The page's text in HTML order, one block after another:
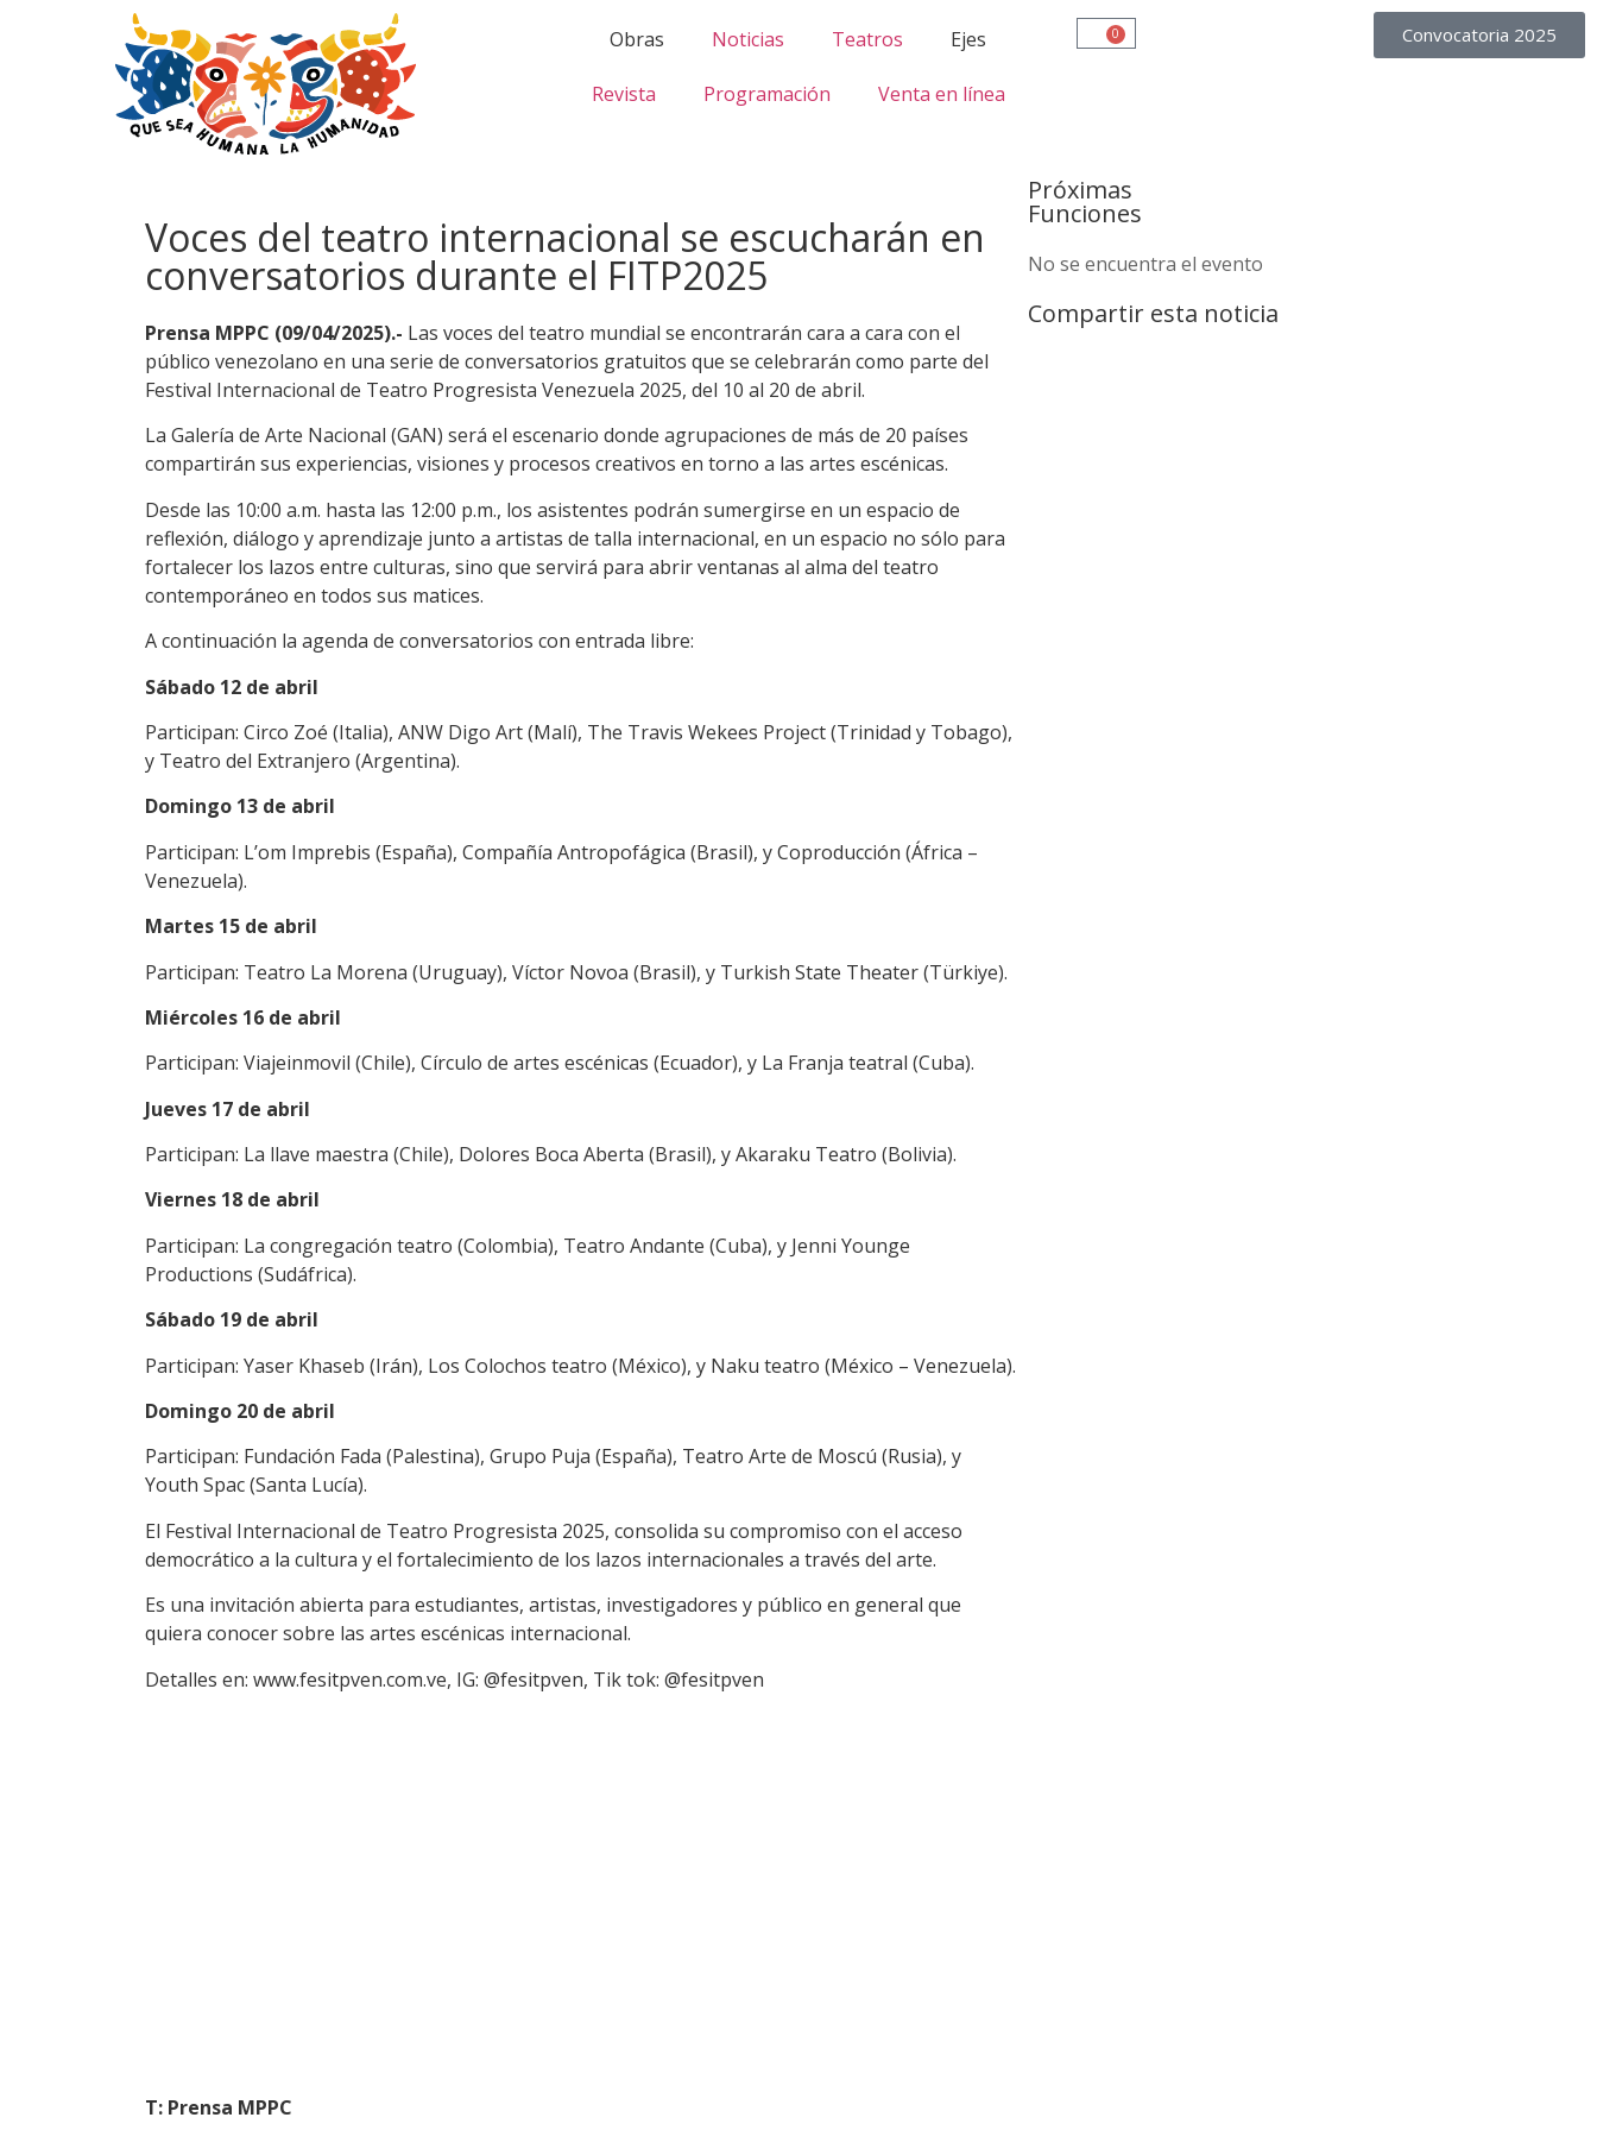
Obras Noticias Teatros Ejes
Revista Programación Venta en línea
Convocatoria 2025
0
Voces del teatro internacional se escucharán en
conversatorios durante el FITP2025
Prensa MPPC (09/04/2025).- Las voces del teatro mundial se encontrarán cara a cara con el
público venezolano en una serie de conversatorios gratuitos que se celebrarán como parte del
Festival Internacional de Teatro Progresista Venezuela 2025, del 10 al 20 de abril.
La Galería de Arte Nacional (GAN) será el escenario donde agrupaciones de más de 20 países
compartirán sus experiencias, visiones y procesos creativos en torno a las artes escénicas.
Desde las 10:00 a.m. hasta las 12:00 p.m., los asistentes podrán sumergirse en un espacio de
reflexión, diálogo y aprendizaje junto a artistas de talla internacional, en un espacio no sólo para
fortalecer los lazos entre culturas, sino que servirá para abrir ventanas al alma del teatro
contemporáneo en todos sus matices.
A continuación la agenda de conversatorios con entrada libre:
Sábado 12 de abril
Participan: Circo Zoé (Italia), ANW Digo Art (Malí), The Travis Wekees Project (Trinidad y Tobago),
y Teatro del Extranjero (Argentina).
Domingo 13 de abril
Participan: L’om Imprebis (España), Compañía Antropofágica (Brasil), y Coproducción (África –
Venezuela).
Martes 15 de abril
Participan: Teatro La Morena (Uruguay), Víctor Novoa (Brasil), y Turkish State Theater (Türkiye).
Miércoles 16 de abril
Participan: Viajeinmovil (Chile), Círculo de artes escénicas (Ecuador), y La Franja teatral (Cuba).
Jueves 17 de abril
Participan: La llave maestra (Chile), Dolores Boca Aberta (Brasil), y Akaraku Teatro (Bolivia).
Viernes 18 de abril
Participan: La congregación teatro (Colombia), Teatro Andante (Cuba), y Jenni Younge
Productions (Sudáfrica).
Sábado 19 de abril
Participan: Yaser Khaseb (Irán), Los Colochos teatro (México), y Naku teatro (México – Venezuela).
Domingo 20 de abril
Participan: Fundación Fada (Palestina), Grupo Puja (España), Teatro Arte de Moscú (Rusia), y
Youth Spac (Santa Lucía).
El Festival Internacional de Teatro Progresista 2025, consolida su compromiso con el acceso
democrático a la cultura y el fortalecimiento de los lazos internacionales a través del arte.
Es una invitación abierta para estudiantes, artistas, investigadores y público en general que
quiera conocer sobre las artes escénicas internacional.
Detalles en: www.fesitpven.com.ve, IG: @fesitpven, Tik tok: @fesitpven
T: Prensa MPPC
Próximas
Funciones
No se encuentra el evento
Compartir esta noticia